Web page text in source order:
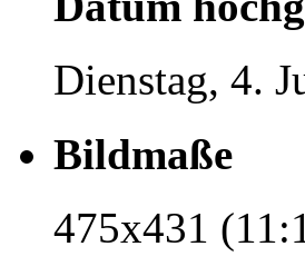
Dienstag, 4.
Bildmaße
475x431